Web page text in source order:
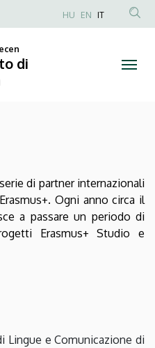
Anonim
HU EN IT
di
di partner internazionali
Ogni anno circa il
a passare un periodo di
Erasmus+ Studio e
Lingue e Comunicazione di